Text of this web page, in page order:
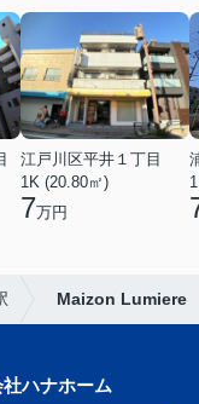
江戸川区平井１丁目
1K (20.80㎡)
7万円
Maizon Lumiere
ハナホーム